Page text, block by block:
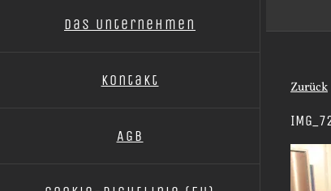
Das Unternehmen
Kontakt
AGB
Zurück